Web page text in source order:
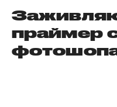
праймер